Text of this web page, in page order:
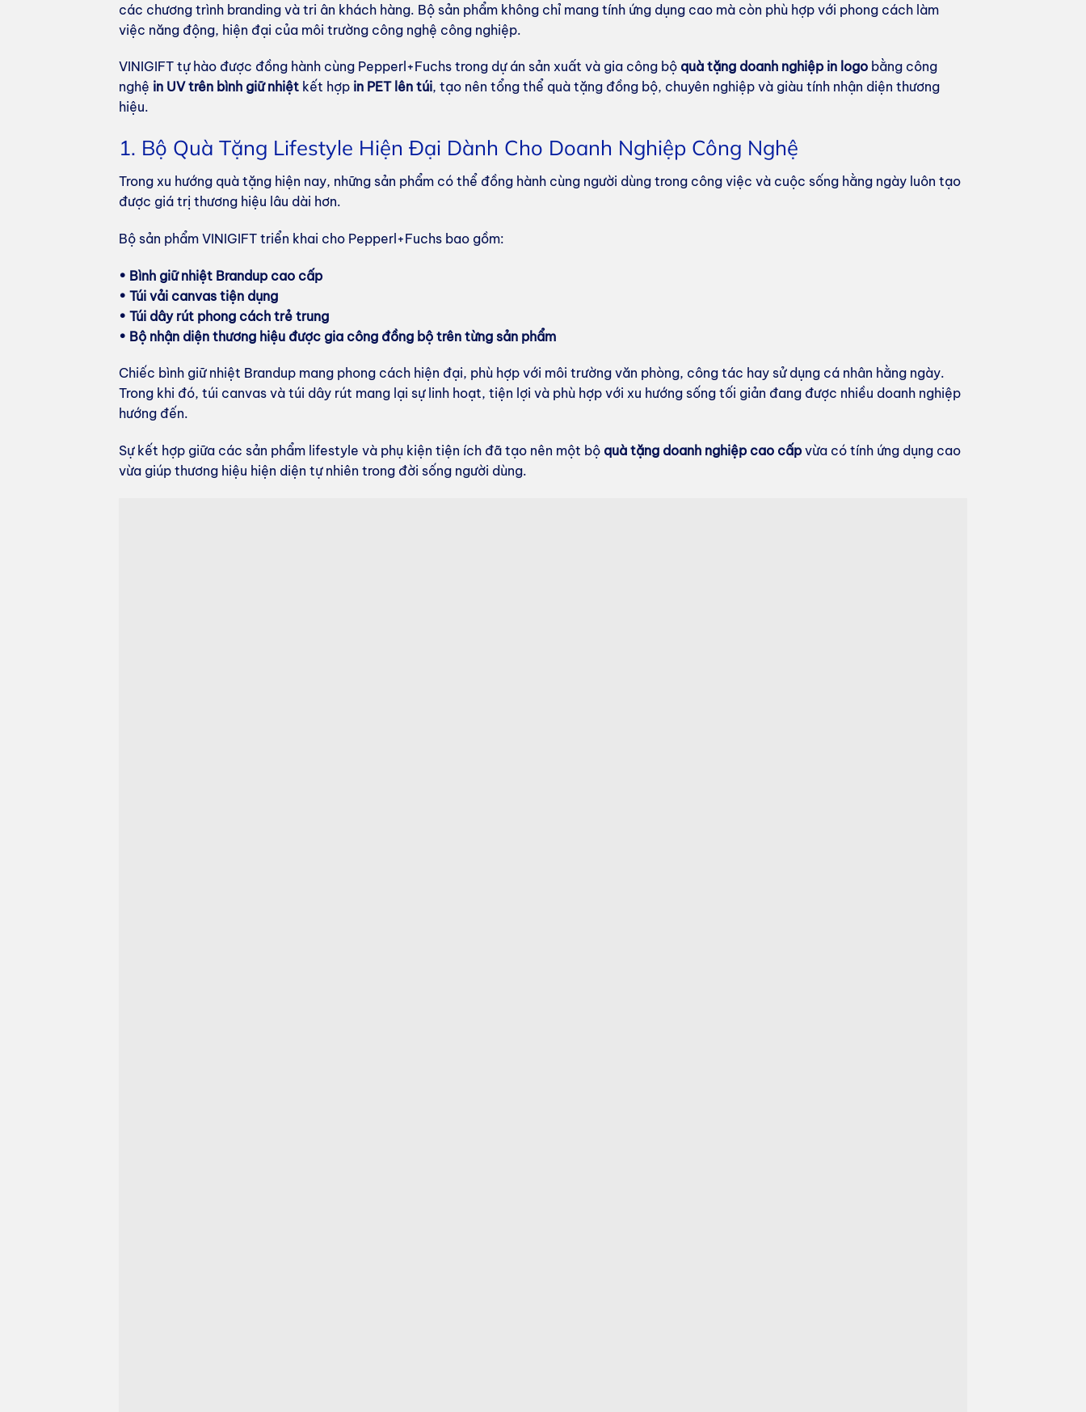
các chương trình branding và tri ân khách hàng. Bộ sản phẩm không chỉ mang tính ứng dụng cao mà còn phù hợp với phong cách làm
việc năng động, hiện đại của môi trường công nghệ công nghiệp.
VINIGIFT tự hào được đồng hành cùng Pepperl+Fuchs trong dự án sản xuất và gia công bộ quà tặng doanh nghiệp in logo bằng công
nghệ in UV trên bình giữ nhiệt kết hợp in PET lên túi, tạo nên tổng thể quà tặng đồng bộ, chuyên nghiệp và giàu tính nhận diện thương
hiệu.
1. Bộ Quà Tặng Lifestyle Hiện Đại Dành Cho Doanh Nghiệp Công Nghệ
Trong xu hướng quà tặng hiện nay, những sản phẩm có thể đồng hành cùng người dùng trong công việc và cuộc sống hằng ngày luôn tạo
được giá trị thương hiệu lâu dài hơn.
Bộ sản phẩm VINIGIFT triển khai cho Pepperl+Fuchs bao gồm:
• Bình giữ nhiệt Brandup cao cấp
• Túi vải canvas tiện dụng
• Túi dây rút phong cách trẻ trung
• Bộ nhận diện thương hiệu được gia công đồng bộ trên từng sản phẩm
Chiếc bình giữ nhiệt Brandup mang phong cách hiện đại, phù hợp với môi trường văn phòng, công tác hay sử dụng cá nhân hằng ngày.
Trong khi đó, túi canvas và túi dây rút mang lại sự linh hoạt, tiện lợi và phù hợp với xu hướng sống tối giản đang được nhiều doanh nghiệp
hướng đến.
Sự kết hợp giữa các sản phẩm lifestyle và phụ kiện tiện ích đã tạo nên một bộ quà tặng doanh nghiệp cao cấp vừa có tính ứng dụng cao
vừa giúp thương hiệu hiện diện tự nhiên trong đời sống người dùng.